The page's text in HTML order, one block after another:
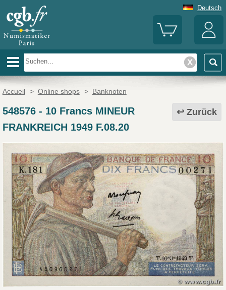
Deutsch
Accueil > Online shops > Banknoten
Zurück
548576- 10 Francs MINEUR
FRANKREICH 1949 F.08.20